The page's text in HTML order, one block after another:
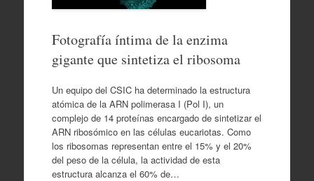
Fotografía íntima de la enzima
gigante que sintetiza el ribosoma
Un equipo del CSIC ha determinado la estructura
atómica de la ARN polimerasa I (Pol I), un
complejo de 14 proteínas encargado de sintetizar el
ARN ribosómico en las células eucariotas. Como
los ribosomas representan entre el 15% y el 20%
del peso de la célula, la actividad de esta
estructura alcanza el 60% de…